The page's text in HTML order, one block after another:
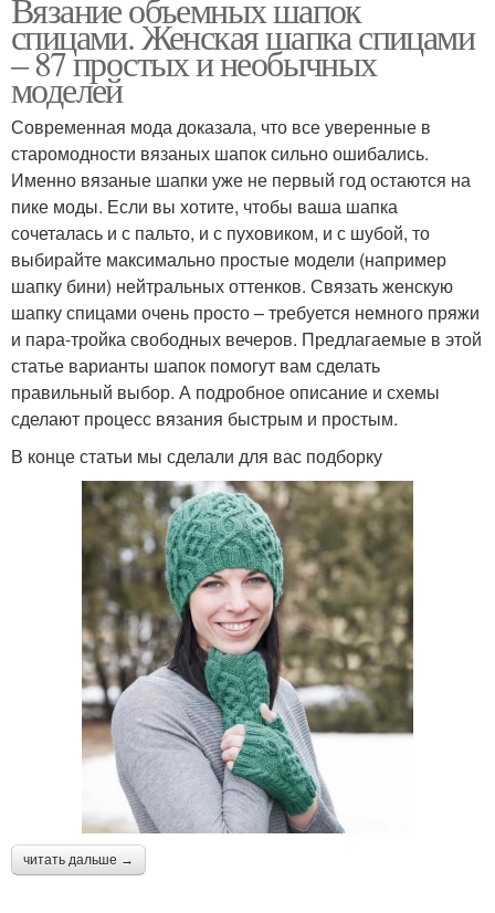
спицами. Женская шапка спицами
– 87 простых и необычных
моделей
Современная мода доказала, что все уверенные в
старомодности вязаных шапок сильно ошибались.
Именно вязаные шапки уже не первый год остаются на
пике моды. Если вы хотите, чтобы ваша шапка
сочеталась и с пальто, и с пуховиком, и с шубой, то
выбирайте максимально простые модели (например
шапку бини) нейтральных оттенков. Связать женскую
шапку спицами очень просто – требуется немного пряжи
и пара-тройка свободных вечеров. Предлагаемые в этой
статье варианты шапок помогут вам сделать
правильный выбор. А подробное описание и схемы
сделают процесс вязания быстрым и простым.
В конце статьи мы сделали для вас подборку
читать дальше →